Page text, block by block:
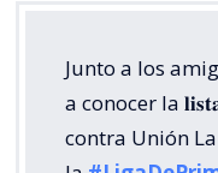
Junto a los
a conocer la
contra Unión